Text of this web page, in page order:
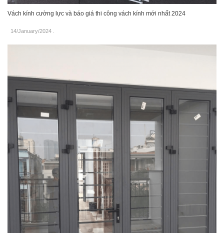
Vách kính cường lực và báo giá thi công vách kính mới nhất 2024
14/January/2024